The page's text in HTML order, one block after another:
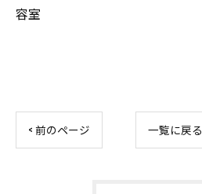
容室
< 前のページ 一覧に戻る